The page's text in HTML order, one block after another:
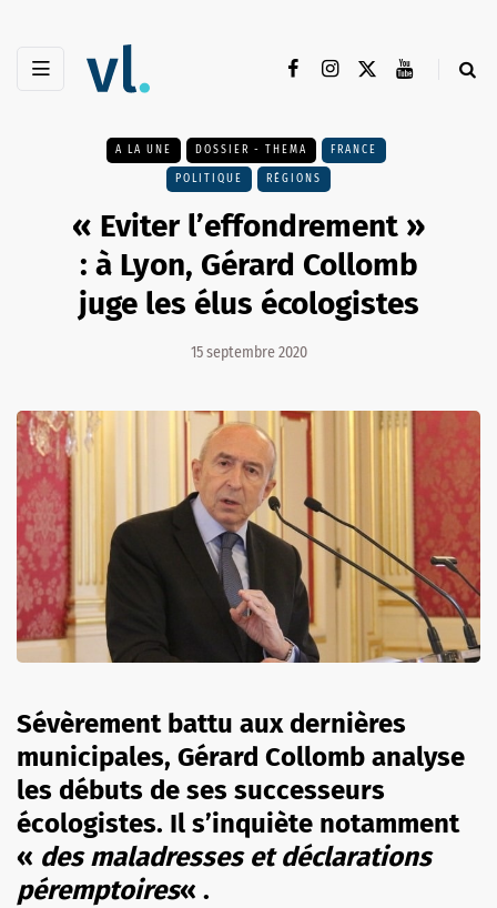
A LA UNE DOSSIER - THEMA FRANCE
POLITIQUE RÉGIONS
« Eviter l’effondrement »
: à Lyon, Gérard Collomb
juge les élus écologistes
15 septembre 2020
Sévèrement battu aux dernières
municipales, Gérard Collomb analyse
les débuts de ses successeurs
écologistes. Il s’inquiète notamment
« des maladresses et déclarations
péremptoires« .